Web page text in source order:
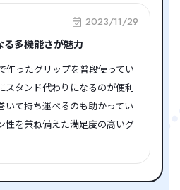
2023/11/29
る多機能さが魅力
作ったグリップを普段使ってい
スタンド代わりになるのが便利
いて持ち運べるのも助かってい
性を兼ね備えた満足度の高いグ